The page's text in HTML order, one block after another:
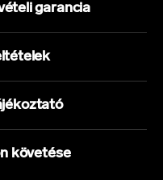
garancia
követése